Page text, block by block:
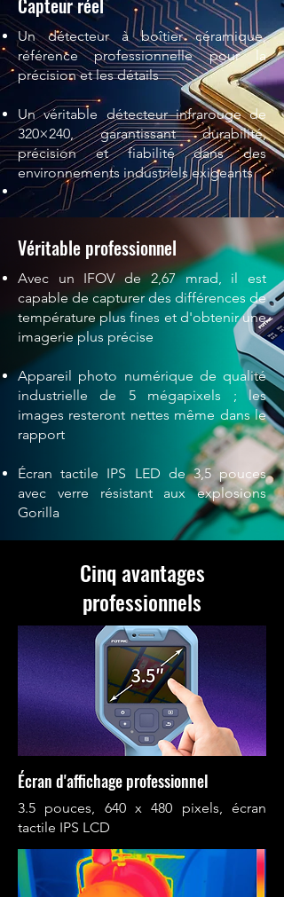
Capteur réel
Un détecteur à boîtier céramique,
référence professionnelle pour la
précision et les détails
Un véritable détecteur infrarouge de
320×240, garantissant durabilité,
précision et fiabilité dans des
environnements industriels exigeants
Véritable professionnel
Avec un IFOV de 2,67 mrad, il est
capable de capturer des différences de
température plus fines et d'obtenir une
imagerie plus précise
Appareil photo numérique de qualité
industrielle de 5 mégapixels ; les
images resteront nettes même dans le
rapport
Écran tactile IPS LED de 3,5 pouces
avec verre résistant aux explosions
Gorilla
Cinq avantages
professionnels
Écran d'affichage professionnel
3.5 pouces, 640 x 480 pixels, écran
tactile IPS LCD